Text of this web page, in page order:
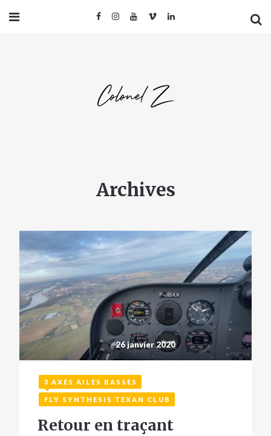
Archives
26 janvier 2020
3 AXES AILES BASSES
FLY SYNTHESIS TEXAN CLUB
Retour en traçant